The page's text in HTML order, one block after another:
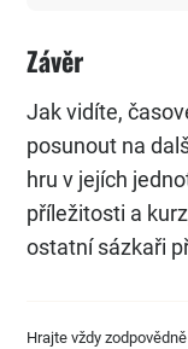
Závěr
Jak vidíte,
posunout na
hru v jejích
příležitosti a
ostatní sázkaři
Hrajte vždy